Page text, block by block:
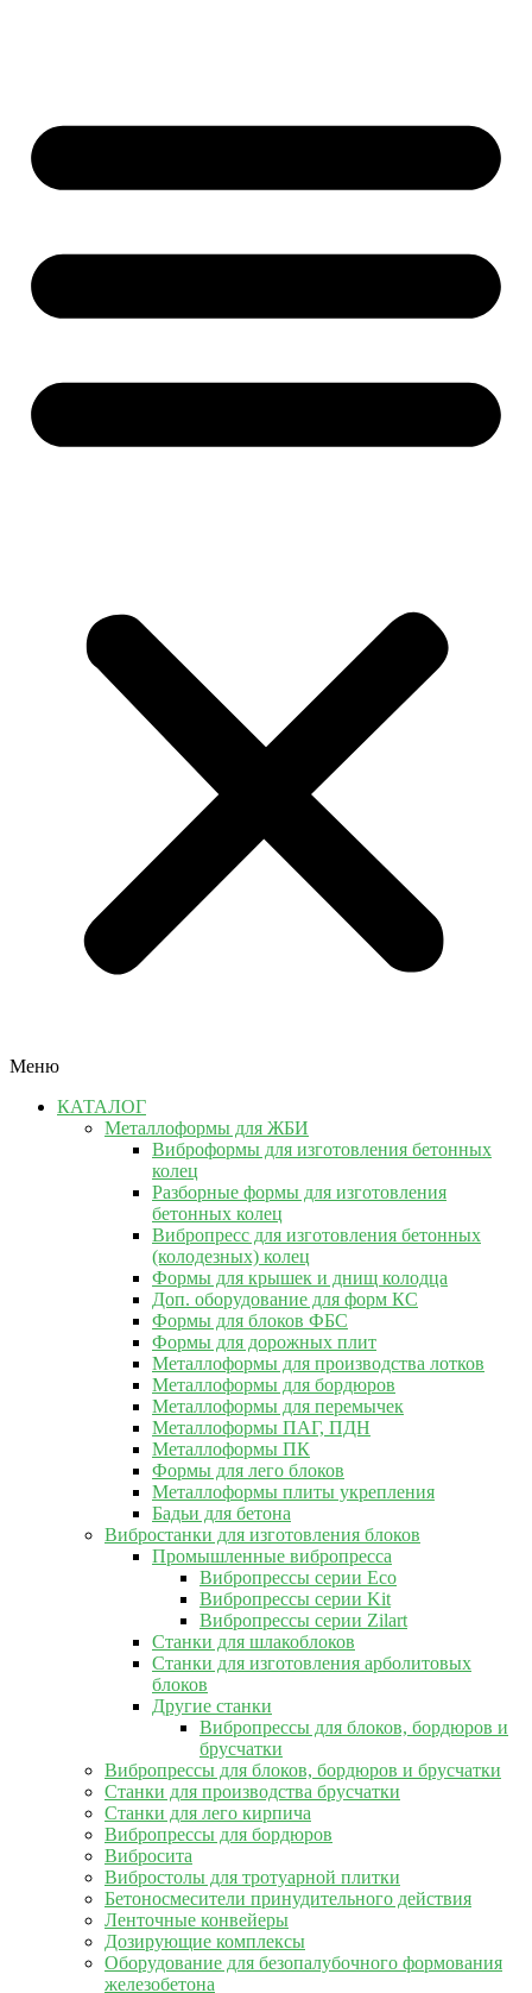
Меню
КАТАЛОГ
Металлоформы для ЖБИ
Виброформы для изготовления бетонных
колец
Разборные формы для изготовления
бетонных колец
Вибропресс для изготовления бетонных
(колодезных) колец
Формы для крышек и днищ колодца
Доп. оборудование для форм КС
Формы для блоков ФБС
Формы для дорожных плит
Металлоформы для производства лотков
Металлоформы для бордюров
Металлоформы для перемычек
Металлоформы ПАГ, ПДН
Металлоформы ПК
Формы для лего блоков
Металлоформы плиты укрепления
Бадьи для бетона
Вибростанки для изготовления блоков
Промышленные вибропресса
Вибропрессы серии Eco
Вибропрессы серии Kit
Вибропрессы серии Zilart
Станки для шлакоблоков
Станки для изготовления арболитовых
блоков
Другие станки
Вибропрессы для блоков, бордюров и
брусчатки
Вибропрессы для блоков, бордюров и брусчатки
Станки для производства брусчатки
Станки для лего кирпича
Вибропрессы для бордюров
Вибросита
Вибростолы для тротуарной плитки
Бетоносмесители принудительного действия
Ленточные конвейеры
Дозирующие комплексы
Оборудование для безопалубочного формования
железобетона